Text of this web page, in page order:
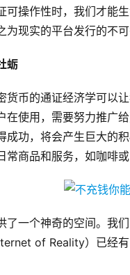
可操作性时，我们才能
现实的平台发行的不可
蛎
货币的通证经济学可以
在使用，需要努力推广
成功，将会产生巨大的
商品和服务，如咖啡
了一个神奇的空间。我
of Reality）已经